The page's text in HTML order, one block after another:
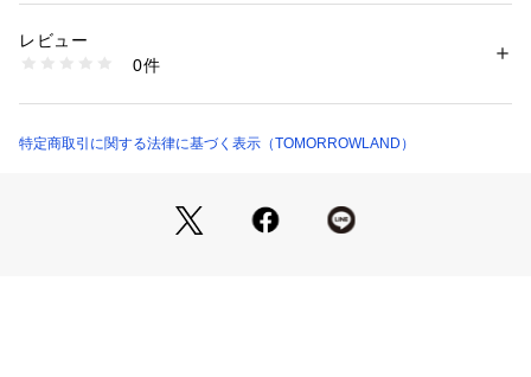
多い中で、同生地はウール100%に特殊な加工を施すことで、
約15%の伸縮率を実現しています。
ウエストシェイプが強すぎないほど良いゆとりの大人シルエッ
素材：表地：ウール100％　裏地：キュプラ
洗濯：洗濯不可、漂白不可、タンブル乾燥不可、アイロン仕上げ可、ドラ
イ可、ウエットクリーニング不可
商品番号：1095000011438 （モール）
レビュー
0件
特定商取引に関する法律に基づく表示（TOMORROWLAND）